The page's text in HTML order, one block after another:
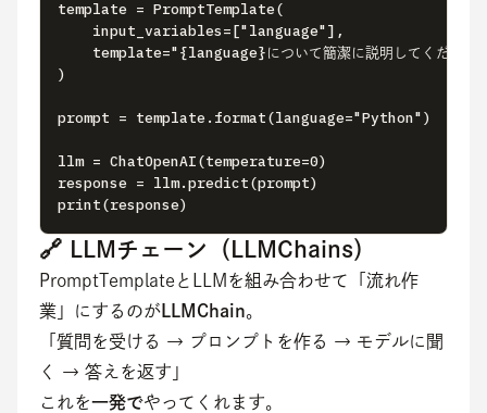
template = PromptTemplate(
    input_variables=["language"],
template="{language}について簡潔に説明してくださ
)
prompt = template.format(language="Python")
llm = ChatOpenAI(temperature=0)
response = llm.predict(prompt)
print(response)
🔗 LLMチェーン（LLMChains）
PromptTemplateとLLMを組み合わせて「流れ作
業」にするのがLLMChain。
「質問を受ける → プロンプトを作る → モデルに聞
く → 答えを返す」
これを一発でやってくれます。